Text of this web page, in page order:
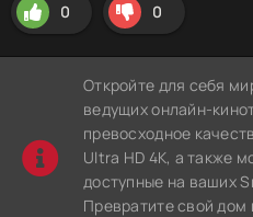
0 0
Откройте для себя
ведущих онлайн-
превосходное
Ultra HD 4K, а также
доступные на ваших
Превратите свой дом